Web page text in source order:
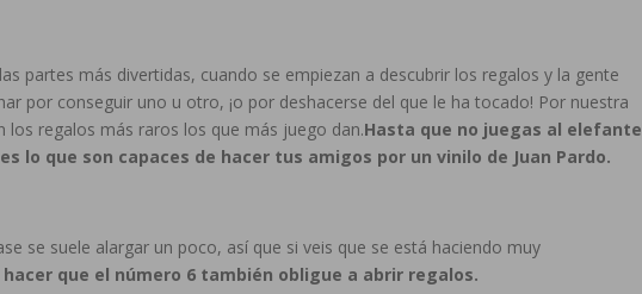
partes más divertidas, cuando se empiezan a descubrir los regalos y la gente
por conseguir uno u otro, ¡o por deshacerse del que le ha tocado! Por nuestra
los regalos más raros los que más juego dan.Hasta que no juegas al elefante
lo que son capaces de hacer tus amigos por un vinilo de Juan Pardo.
se suele alargar un poco, así que si veis que se está haciendo muy
hacer que el número 6 también obligue a abrir regalos.